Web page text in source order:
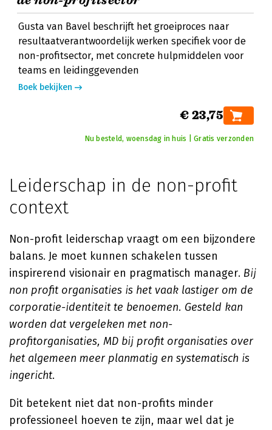
Gusta van Bavel beschrijft het groeiproces naar
resultaatverantwoordelijk werken specifiek voor de
non-profitsector, met concrete hulpmiddelen voor
teams en leidinggevenden
Boek bekijken
€ 23,75
Nu besteld, woensdag in huis | Gratis verzonden
Leiderschap in de non-profit
context
Non-profit leiderschap vraagt om een bijzondere
balans. Je moet kunnen schakelen tussen
inspirerend visionair en pragmatisch manager. Bij
non profit organisaties is het vaak lastiger om de
corporatie-identiteit te benoemen. Gesteld kan
worden dat vergeleken met non-
profitorganisaties, MD bij profit organisaties over
het algemeen meer planmatig en systematisch is
ingericht.
Dit betekent niet dat non-profits minder
professioneel hoeven te zijn, maar wel dat je